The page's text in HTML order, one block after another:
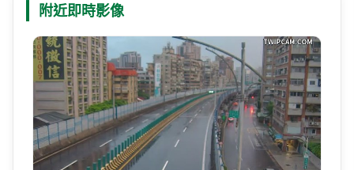
附近即時影像